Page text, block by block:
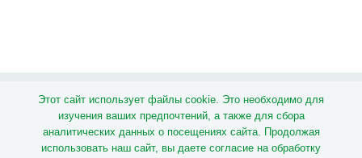
© Группа компаний «Megaflex»
Политика обработки персональных данных
Этот сайт использует файлы cookie. Это необходимо для
изучения ваших предпочтений, а также для сбора
аналитических данных о посещениях сайта. Продолжая
использовать наш сайт, вы даете согласие на обработку